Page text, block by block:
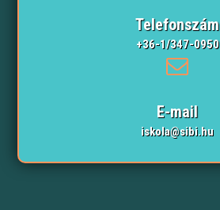
Telefonszám
+36-1/347-0950
E-mail
iskola@sibi.hu